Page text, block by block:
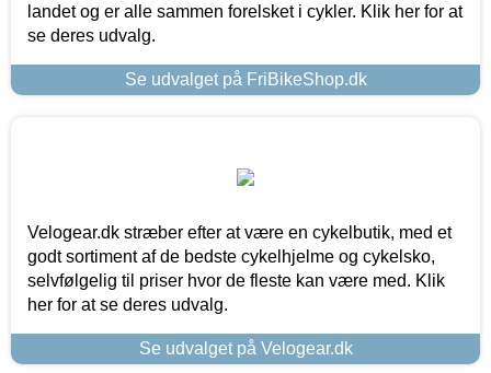
landet og er alle sammen forelsket i cykler. Klik her for at
se deres udvalg.
Se udvalget på FriBikeShop.dk
Velogear.dk stræber efter at være en cykelbutik, med et
godt sortiment af de bedste cykelhjelme og cykelsko,
selvfølgelig til priser hvor de fleste kan være med. Klik
her for at se deres udvalg.
Se udvalget på Velogear.dk